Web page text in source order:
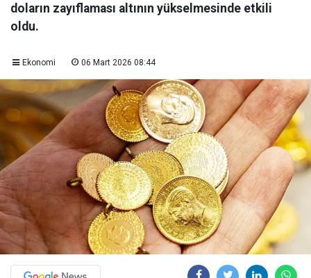
doların zayıflaması altının yükselmesinde etkili
oldu.
Ekonomi 06 Mart 2026 08:44